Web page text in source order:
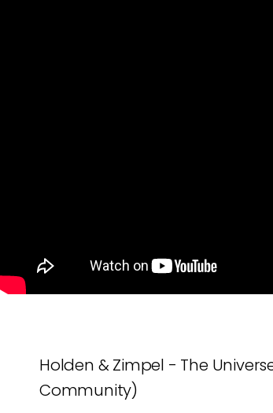
Holden & Zimpel - The
Community)